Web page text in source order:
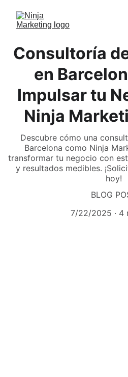
Consultoría
en
Impulsar tu
Ninja
Descubre cómo una
Barcelona como Ninja
transformar tu negocio con
y resultados medibles.
hoy!
BLOG
7/22/2025
4